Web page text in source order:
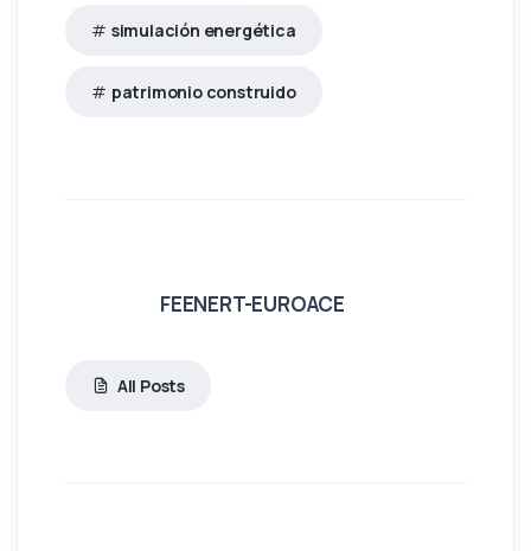
simulación energética
patrimonio construido
FEENERT-EUROACE
All Posts